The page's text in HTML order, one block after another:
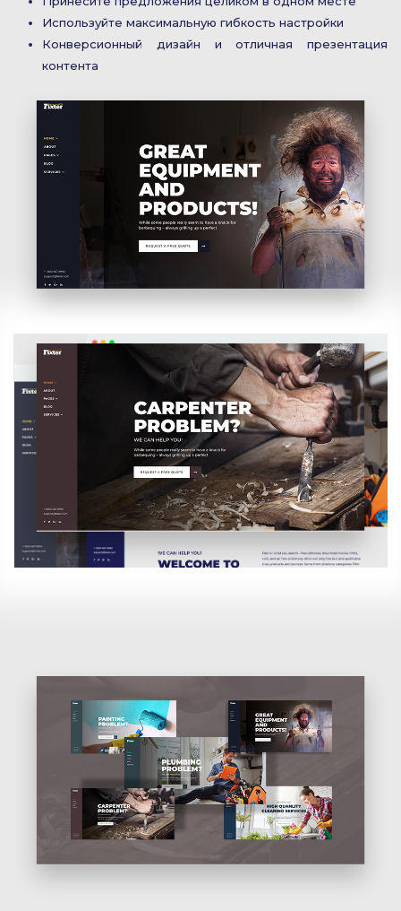
Используйте максимальную гибкость настройки
Конверсионный дизайн и отличная презентация
контента